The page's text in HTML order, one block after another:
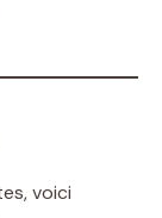
voici